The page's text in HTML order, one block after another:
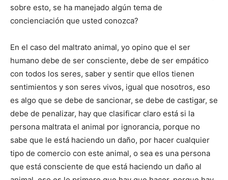
sobre esto, se ha manejado algún tema de
concienciación que usted conozca?
En el caso del maltrato animal, yo opino que el ser
humano debe de ser consciente, debe de ser empático
con todos los seres, saber y sentir que ellos tienen
sentimientos y son seres vivos, igual que nosotros, eso
es algo que se debe de sancionar, se debe de castigar, se
debe de penalizar, hay que clasificar claro está si la
persona maltrata el animal por ignorancia, porque no
sabe que le está haciendo un daño, por hacer cualquier
tipo de comercio con este animal, o sea es una persona
que está consciente de que está haciendo un daño al